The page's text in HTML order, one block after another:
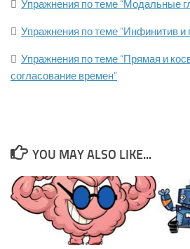
 Упражнения по теме “Модальные
 Упражнения по теме “Инфинитив и
 Упражнения по теме “Прямая и
согласование времен”
YOU MAY ALSO LIKE...